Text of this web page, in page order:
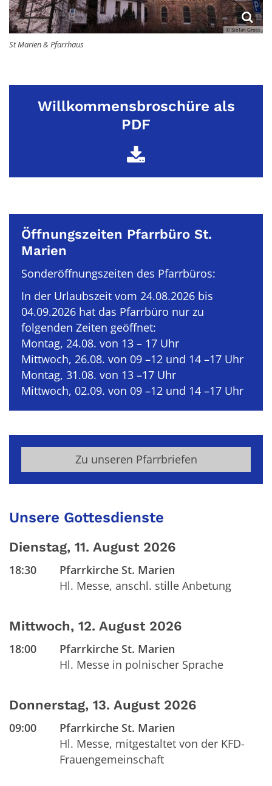
© Stefan Gross
St Marien & Pfarrhaus
Willkommensbroschüre als
PDF
Öffnungszeiten Pfarrbüro St.
Marien
Sonderöffnungszeiten des Pfarrbüros:
In der Urlaubszeit vom 24.08.2026 bis
04.09.2026 hat das Pfarrbüro nur zu
folgenden Zeiten geöffnet:
Montag, 24.08. von 13 – 17 Uhr
Mittwoch, 26.08. von 09 –12 und 14 –17 Uhr
Montag, 31.08. von 13 –17 Uhr
Mittwoch, 02.09. von 09 –12 und 14 –17 Uhr
Zu unseren Pfarrbriefen
Unsere Gottesdienste
Dienstag, 11. August 2026
18:30
Pfarrkirche St. Marien
Hl. Messe, anschl. stille Anbetung
Mittwoch, 12. August 2026
18:00
Pfarrkirche St. Marien
Hl. Messe in polnischer Sprache
Donnerstag, 13. August 2026
09:00
Pfarrkirche St. Marien
Hl. Messe, mitgestaltet von der KFD-
Frauengemeinschaft